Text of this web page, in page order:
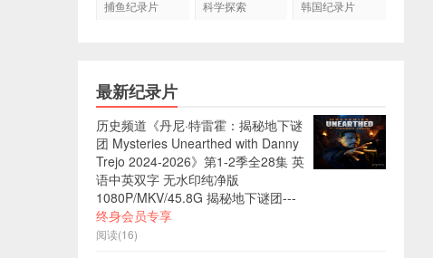
捕鱼纪录片
科学探索 韩国纪录片
最新纪录片
历史频道《丹尼·特雷霍：揭秘地下谜
团 Mysteries Unearthed with Danny
Trejo 2024-2026》第1-2季全28集 英
语中英双字 无水印纯净版
1080P/MKV/45.8G 揭秘地下谜团---
终身会员专享
阅读(16)